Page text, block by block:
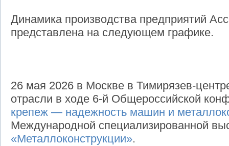
Динамика производства предприятий
представлена на следующем графике.
26 мая 2026 в Москве в Тимирязев-
отрасли в ходе 6-й Общероссийской
крепеж — надежность машин и
Международной специализированной
«Металлоконструкции».